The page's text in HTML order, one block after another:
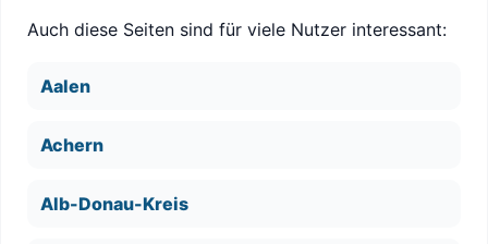
Auch diese Seiten sind für viele Nutzer interessant:
Aalen
Achern
Alb-Donau-Kreis